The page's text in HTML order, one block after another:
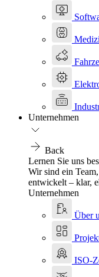
Unternehmen
Back
Lernen Sie uns
Wir sind ein
entwickelt – klar,
Unternehmen
Über
ISO-